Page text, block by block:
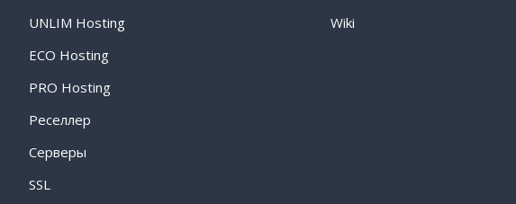
UNLIM Hosting
ECO Hosting
PRO Hosting
Реселлер
Серверы
SSL
Wiki